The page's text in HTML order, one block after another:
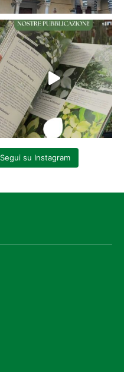
Segui su Instagram